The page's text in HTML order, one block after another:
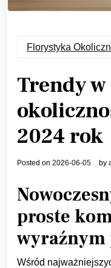
Florystyka
Trendy
2024 rok
Posted on 2026-06-05 by
proste
wyraźnym
Wśród